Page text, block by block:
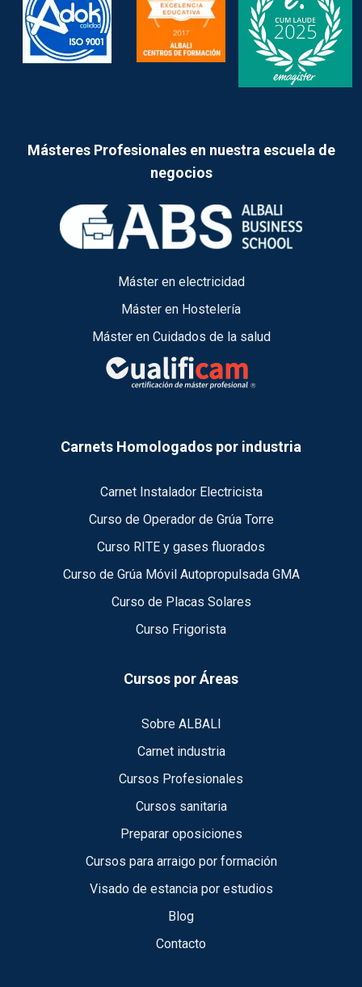
Másteres Profesionales en nuestra escuela de
negocios
Máster en electricidad
Máster en Hostelería
Máster en Cuidados de la salud
Carnets Homologados por industria
Carnet Instalador Electricista
Curso de Operador de Grúa Torre
Curso RITE y gases fluorados
Curso de Grúa Móvil Autopropulsada GMA
Curso de Placas Solares
Curso Frigorista
Cursos por Áreas
Sobre ALBALI
Carnet industria
Cursos Profesionales
Cursos sanitaria
Preparar oposiciones
Cursos para arraigo por formación
Visado de estancia por estudios
Blog
Contacto